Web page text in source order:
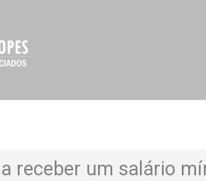
receber um salário